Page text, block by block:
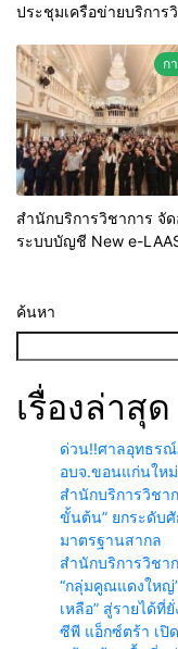
ประชุมเครือข่ายบริการ
สร้างเครือข่ายและยกร
วิชาการรับใช้สังคม
ก
สำนักบริการวิชาการ จั
ระบบบัญชี New e-
หน่วยตรวจสอบ
ค้นหา
เรื่องล่าสุด
ด่วน!!ศาลอุทธรณ์
อบจ.ขอนแก่นใหม่
สำนักบริการวิชา
ขั้นต้น” ยกระดับ
มาตรฐานสากล
สำนักบริการวิชา
“กลุ่มคูณแดงใหญ่
เหลือ” สู่รายได้ที่
ซีพี แอ็กซ์ตร้า เปิ